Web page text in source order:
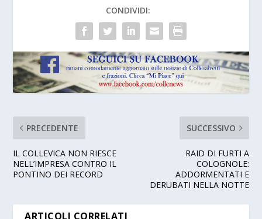
CONDIVIDI:
PRECEDENTE
IL COLLEVICA NON RIESCE
NELL’IMPRESA CONTRO IL
PONTINO DEI RECORD
SUCCESSIVO
RAID DI FURTI A
COLOGNOLE:
ADDORMENTATI E
DERUBATI NELLA NOTTE
ARTICOLI CORRELATI